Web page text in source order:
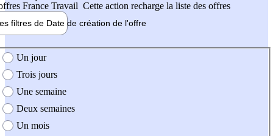
France Travail Cette action recharge la liste des offres
filtres de Date de création de l'offre
création de l'offre
Un jour
Trois jours
Une semaine
Deux semaines
Un mois